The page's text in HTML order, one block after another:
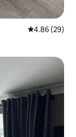
5 पैकी 4.86
4.86 (29)